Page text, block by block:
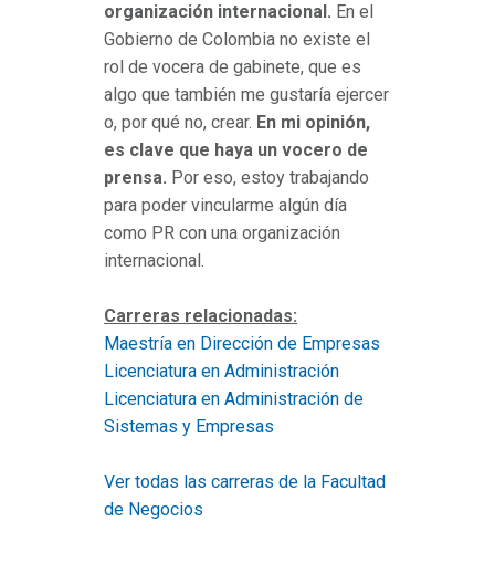
organización internacional. En el
Gobierno de Colombia no existe el
rol de vocera de gabinete, que es
algo que también me gustaría ejercer
o, por qué no, crear. En mi opinión,
es clave que haya un vocero de
prensa. Por eso, estoy trabajando
para poder vincularme algún día
como PR con una organización
internacional.
Carreras relacionadas:
Maestría en Dirección de Empresas
Licenciatura en Administración
Licenciatura en Administración de
Sistemas y Empresas
Ver todas las carreras de la Facultad
de Negocios